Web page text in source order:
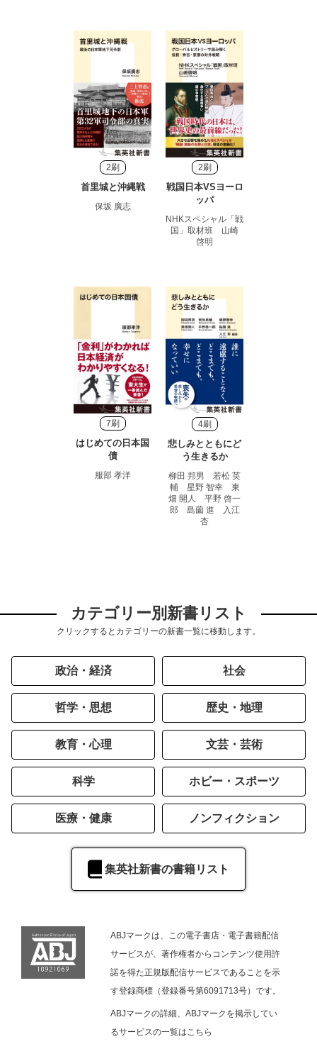
2刷
首里城と沖縄戦
保坂 廣志
2刷
戦国日本VSヨーロ
ッパ
NHKスペシャル「戦
国」取材班 山崎
啓明
7刷
はじめての日本国
債
服部 孝洋
4刷
悲しみとともにど
う生きるか
柳田 邦男 若松 英
輔 星野 智幸 東
畑 開人 平野 啓一
郎 島薗 進 入江
杏
カテゴリー別新書リスト
クリックするとカテゴリーの新書一覧に移動します。
政治・経済 社会
哲学・思想 歴史・地理
教育・心理 文芸・芸術
科学 ホビー・スポーツ
医療・健康 ノンフィクション
集英社新書の書籍リスト
ABJマークは、この電子書店・電子書籍配信
サービスが、著作権者からコンテンツ使用許
諾を得た正規版配信サービスであることを示
す登録商標（登録番号第6091713号）です。
ABJマークの詳細、ABJマークを掲示してい
るサービスの一覧はこちら